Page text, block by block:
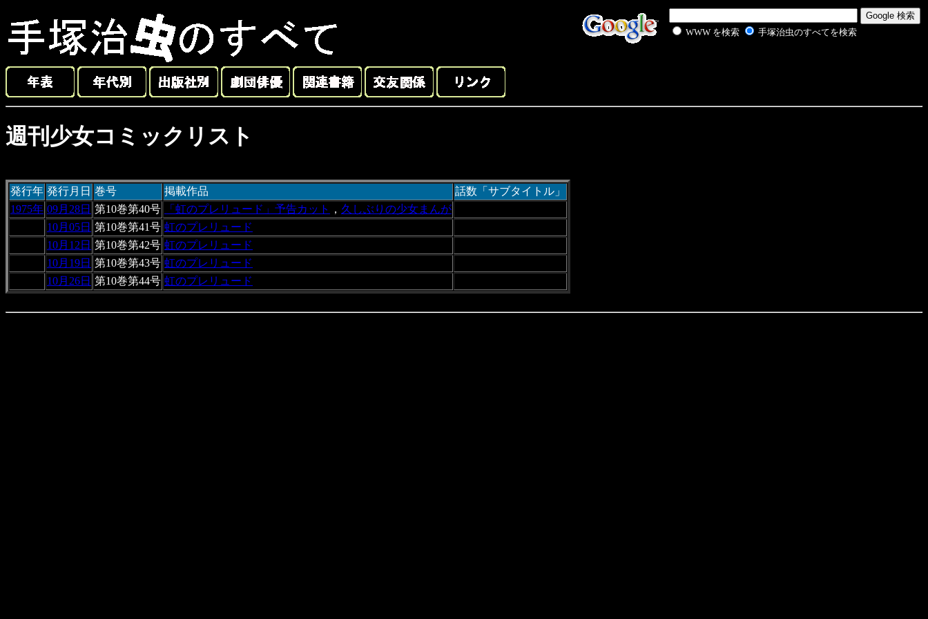
WWW を検索 手塚治虫のすべてを検索
週刊少女コミックリスト
発行年 発行月日 巻号 掲載作品
話数「サブタイトル」
1975年 09月28日 第10巻第40号 「虹のプレリュード」予告カット ， 久しぶりの少女まんが
10月05日 第10巻第41号 虹のプレリュード
10月12日 第10巻第42号 虹のプレリュード
10月19日 第10巻第43号 虹のプレリュード
10月26日 第10巻第44号 虹のプレリュード